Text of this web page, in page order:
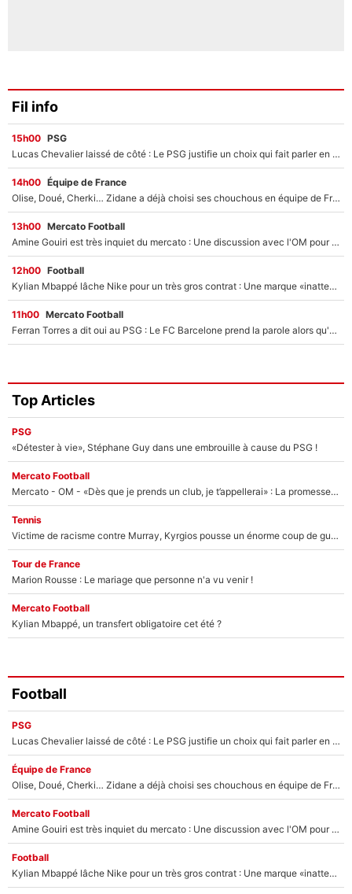
Fil info
15h00 PSG
Lucas Chevalier laissé de côté : Le PSG justifie un choix qui fait parler en plein mercato
14h00 Équipe de France
Olise, Doué, Cherki… Zidane a déjà choisi ses chouchous en équipe de France ? L’IA annonce des surprises sans Kylian Mbappé !
13h00 Mercato Football
Amine Gouiri est très inquiet du mercato : Une discussion avec l'OM pour acter son transfert !
12h00 Football
Kylian Mbappé lâche Nike pour un très gros contrat : Une marque «inattendue» va frapper très fort
11h00 Mercato Football
Ferran Torres a dit oui au PSG : Le FC Barcelone prend la parole alors qu'un transfert de l'attaquant espagnol prend forme
Top Articles
PSG
«Détester à vie», Stéphane Guy dans une embrouille à cause du PSG !
Mercato Football
Mercato - OM - «Dès que je prends un club, je t’appellerai» : La promesse de Marcelino au moment de claquer la porte
Tennis
Victime de racisme contre Murray, Kyrgios pousse un énorme coup de gueule !
Tour de France
Marion Rousse : Le mariage que personne n'a vu venir !
Mercato Football
Kylian Mbappé, un transfert obligatoire cet été ?
Football
PSG
Lucas Chevalier laissé de côté : Le PSG justifie un choix qui fait parler en plein mercato
Équipe de France
Olise, Doué, Cherki… Zidane a déjà choisi ses chouchous en équipe de France ? L’IA annonce des surprises sans Kylian Mbappé !
Mercato Football
Amine Gouiri est très inquiet du mercato : Une discussion avec l'OM pour acter son transfert !
Football
Kylian Mbappé lâche Nike pour un très gros contrat : Une marque «inattendue» va frapper très fort